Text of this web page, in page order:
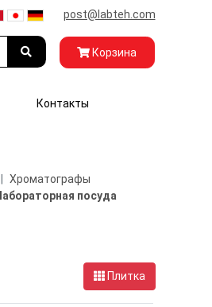
post@labteh.com
Корзина
Контакты
Хроматографы
посуда
Плитка